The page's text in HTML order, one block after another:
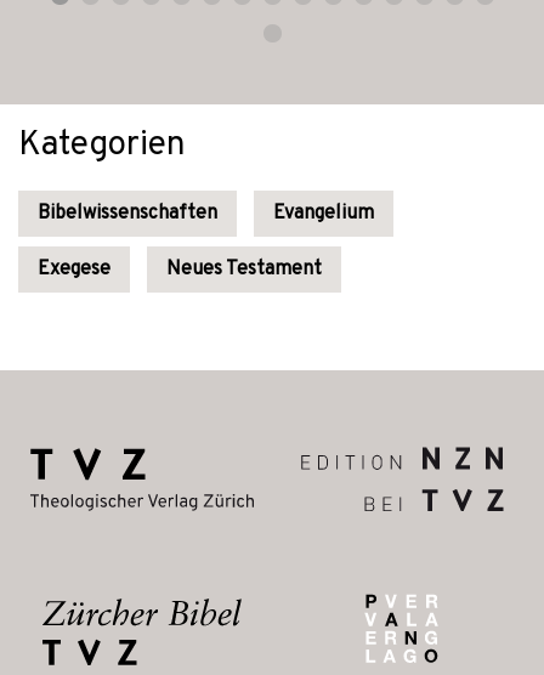
Kategorien
Bibelwissenschaften Evangelium
Exegese Neues Testament